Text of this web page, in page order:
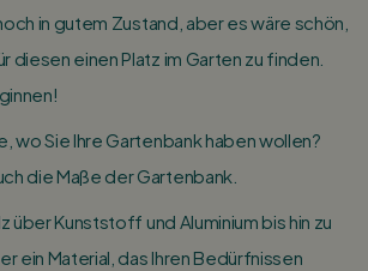
in gutem Zustand, aber es wäre schön,
diesen einen Platz im Garten zu finden.
wo Sie Ihre Gartenbank haben wollen?
die Maße der Gartenbank.
über Kunststoff und Aluminium bis hin zu
ein Material, das Ihren Bedürfnissen